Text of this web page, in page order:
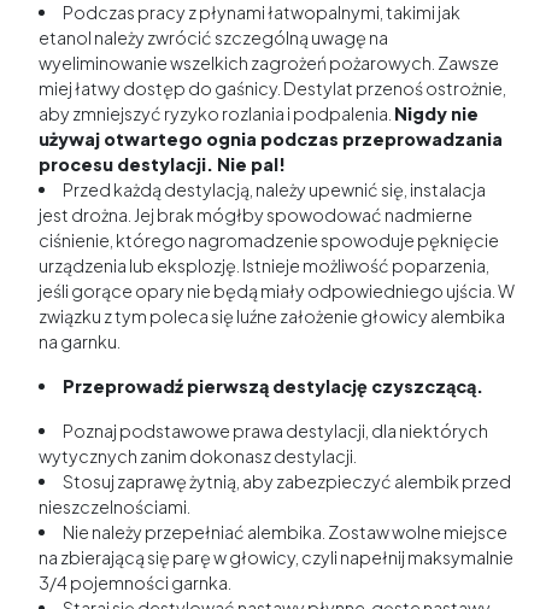
Podczas pracy z płynami łatwopalnymi, takimi jak
etanol należy zwrócić szczególną uwagę na
wyeliminowanie wszelkich zagrożeń pożarowych. Zawsze
miej łatwy dostęp do gaśnicy. Destylat przenoś ostrożnie,
aby zmniejszyć ryzyko rozlania i podpalenia. Nigdy nie
używaj otwartego ognia podczas przeprowadzania
procesu destylacji. Nie pal!
Przed każdą destylacją, należy upewnić się, instalacja
jest drożna. Jej brak mógłby spowodować nadmierne
ciśnienie, którego nagromadzenie spowoduje pęknięcie
urządzenia lub eksplozję. Istnieje możliwość poparzenia,
jeśli gorące opary nie będą miały odpowiedniego ujścia. W
związku z tym poleca się luźne założenie głowicy alembika
na garnku.
Przeprowadź pierwszą destylację czyszczącą.
Poznaj podstawowe prawa destylacji, dla niektórych
wytycznych zanim dokonasz destylacji.
Stosuj zaprawę żytnią, aby zabezpieczyć alembik przed
nieszczelnościami.
Nie należy przepełniać alembika. Zostaw wolne miejsce
na zbierającą się parę w głowicy, czyli napełnij maksymalnie
3/4 pojemności garnka.